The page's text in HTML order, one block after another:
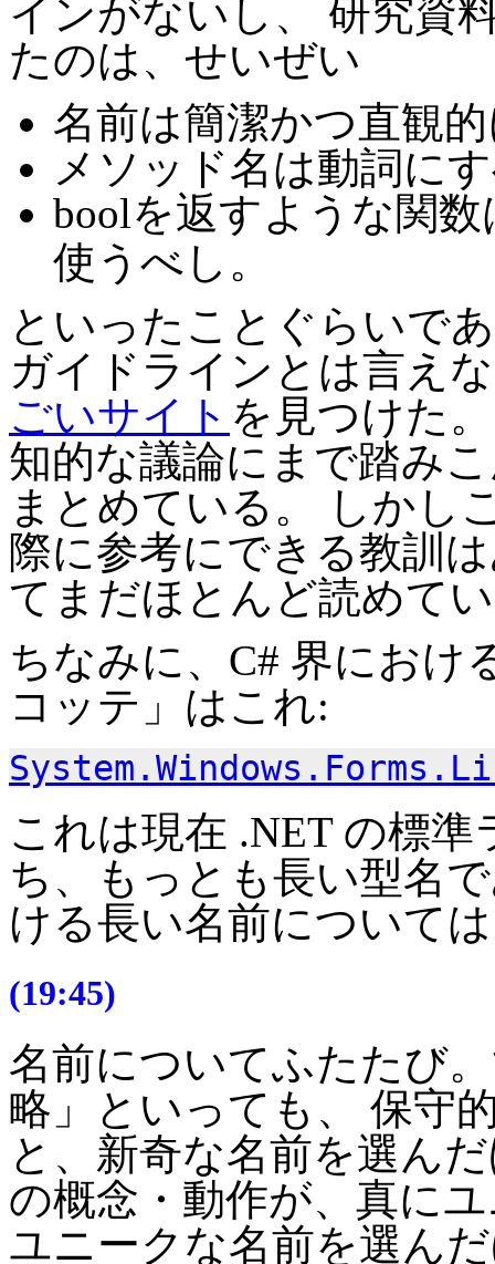
インがないし、 研究資
たのは、せいぜい
名前は簡潔かつ直観
メソッド名は動詞に
boolを返すような関数
使うべし。
といったことぐらいで
ガイドラインとは言え
ごいサイト を見つけた
知的な議論にまで踏み
まとめている。 しかし
際に参考にできる教訓
てまだほとんど読めて
ちなみに、C# 界におけ
コッテ」はこれ:
これは現在 .NET の標
ち、もっとも長い型名
ける長い名前について
(19:45)
名前についてふたたび
略」といっても、 保守
と、新奇な名前を選ん
の概念・動作が、真に
ユニークな名前を選ん